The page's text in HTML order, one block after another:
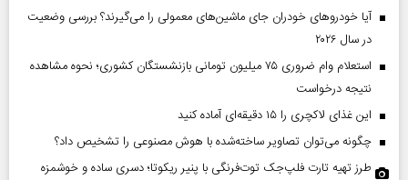
آیا خودروهای خودران جای ماشین‌های معمولی را می‌گیرند؟ بررسی وضعیت
در سال ۲۰۲۶
استعلام وام ضروری ۷۵ میلیون تومانی بازنشستگان کشوری؛ نحوه مشاهده
نتیجه درخواست
این غذای لاکچری را ۱۵ دقیقه‌ای آماده کنید
چگونه می‌توان تصاویر ساخته‌شده با هوش مصنوعی را تشخیص داد؟
طرز تهیه تارت فلپ‌جک توت‌فرنگی با پنیر ریکوتا؛ دسری ساده و خوشمزه